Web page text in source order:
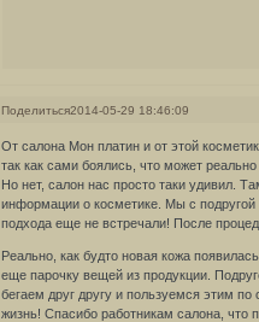
Поделиться2014-05-29 18:46:09
От салона Мон платин и от этой
так как сами боялись, что может
Но нет, салон нас просто таки удивил.
информации о косметике. Мы с
подхода еще не встречали! После
Реально, как будто новая кожа
еще парочку вещей из продукции.
бегаем друг другу и пользуемся этим по
жизнь! Спасибо работникам салона, что